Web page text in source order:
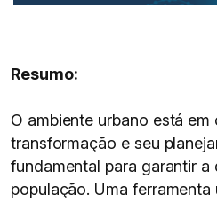
Resumo:
O ambiente urbano está em
transformação e seu
fundamental para garantir
população. Uma